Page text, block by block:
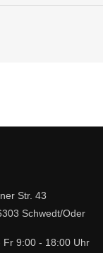
Str. 43
Schwedt/Oder
Fr 9:00 - 18:00 Uhr